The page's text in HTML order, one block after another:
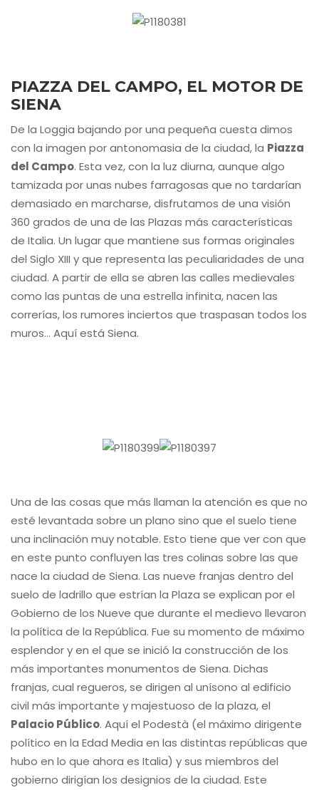
PIAZZA DEL CAMPO, EL MOTOR DE
SIENA
De la Loggia bajando por una pequeña cuesta dimos
con la imagen por antonomasia de la ciudad, la Piazza
del Campo. Esta vez, con la luz diurna, aunque algo
tamizada por unas nubes farragosas que no tardarían
demasiado en marcharse, disfrutamos de una visión
360 grados de una de las Plazas más características
de Italia. Un lugar que mantiene sus formas originales
del Siglo XIII y que representa las peculiaridades de una
ciudad. A partir de ella se abren las calles medievales
como las puntas de una estrella infinita, nacen las
correrías, los rumores inciertos que traspasan todos los
muros… Aquí está Siena.
Una de las cosas que más llaman la atención es que no
esté levantada sobre un plano sino que el suelo tiene
una inclinación muy notable. Esto tiene que ver con que
en este punto confluyen las tres colinas sobre las que
nace la ciudad de Siena. Las nueve franjas dentro del
suelo de ladrillo que estrían la Plaza se explican por el
Gobierno de los Nueve que durante el medievo llevaron
la política de la República. Fue su momento de máximo
esplendor y en el que se inició la construcción de los
más importantes monumentos de Siena. Dichas
franjas, cual regueros, se dirigen al unísono al edificio
civil más importante y majestuoso de la plaza, el
Palacio Público. Aquí el Podestà (el máximo dirigente
político en la Edad Media en las distintas repúblicas que
hubo en lo que ahora es Italia) y sus miembros del
gobierno dirigían los designios de la ciudad. Este